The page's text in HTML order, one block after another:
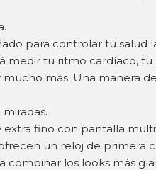
para controlar tu salud
medir tu ritmo cardíaco, tu
mucho más. Una manera
fino con pantalla
un reloj de primera
combinar los looks más